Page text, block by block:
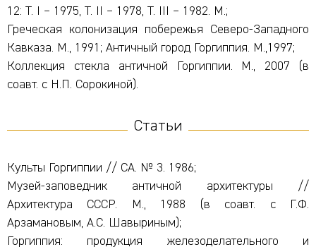
12: Т. I – 1975, Т. II – 1978, Т. III – 1982. М.;
Греческая колонизация побережья Северо-Западного
Кавказа. М., 1991; Античный город Горгиппия. М.,1997;
Коллекция стекла античной Горгиппии. М., 2007 (в
соавт. с Н.П. Сорокиной).
Статьи
Культы Горгиппии // СА. № 3. 1986;
Музей-заповедник античной архитектуры //
Архитектура СССР. М., 1988 (в соавт. с Г.Ф.
Арзамановым, А.С. Шавыриным);
Горгиппия: продукция железоделательного и